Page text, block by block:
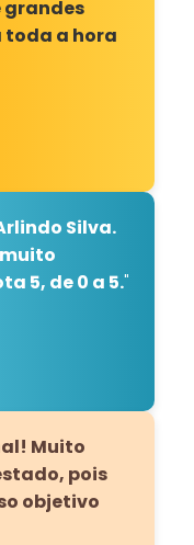
grandes
toda a hora
Silva.
5, de 0 a 5."
Muito
pois
objetivo